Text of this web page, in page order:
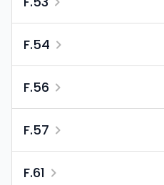
F.54
F.56
F.57
F.61